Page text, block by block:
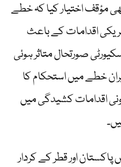
بھی مؤقف اختیار کیا کہ خطے
اقدامات کے باعث
صورتحال متاثر ہوئی
خطے میں استحکام کا
اقدامات کشیدگی میں
اور قطر کے کردار